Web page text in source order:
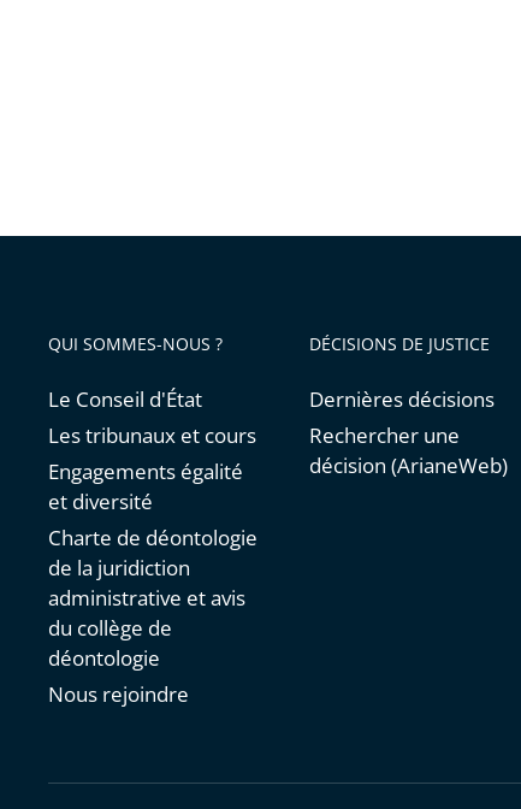
QUI SOMMES-NOUS ?
Le Conseil d'État
Les tribunaux et cours
Engagements égalité
et diversité
Charte de déontologie
de la juridiction
administrative et avis
du collège de
déontologie
Nous rejoindre
DÉCISIONS DE JUSTICE
Dernières décisions
Rechercher une
décision (ArianeWeb)